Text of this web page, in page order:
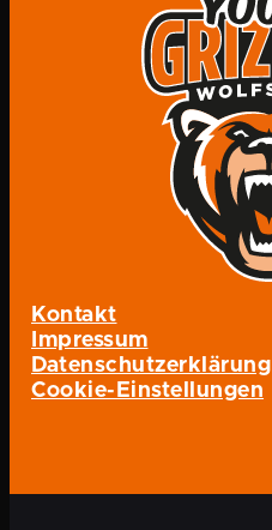
Kontakt
Impressum
Datenschutzerklärung
Cookie-Einstellungen